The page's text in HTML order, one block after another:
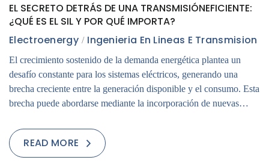
EL SECRETO DETRÁS DE UNA TRANSMISIÓNEFICIENTE:
¿QUÉ ES EL SIL Y POR QUÉ IMPORTA?
Electroenergy
Ingenieria En Lineas E Transmision
El crecimiento sostenido de la demanda energética plantea un
desafío constante para los sistemas eléctricos, generando una
brecha creciente entre la generación disponible y el consumo. Esta
brecha puede abordarse mediante la incorporación de nuevas…
READ MORE